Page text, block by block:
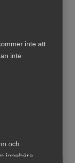
inte att
inte
och
innebära